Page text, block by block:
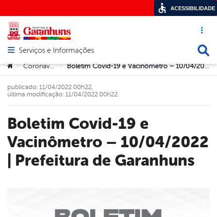
Acesso
Abrir menu principal de navegação
Serviços e Informações
Você está aqui:
> Coronavírus > Boletim Covid-19 e Vacinômetro – 10/04/2022 | Prefeitura de Garanhuns
Boletim Covid-19 e
Vacinômetro – 10/04/2022
| Prefeitura de Garanhuns
publicado: 11/04/2022 00h22,
última modificação: 11/04/2022 00h22
ACESSIBILIDADE